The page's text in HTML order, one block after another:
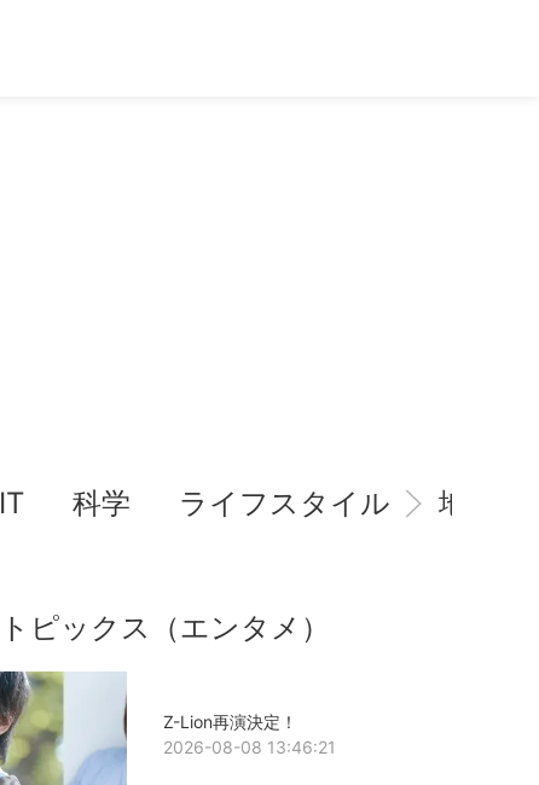
IT 科学 ライフスタイル 地域情
トピックス（エンタメ）
Z-Lion再演決定！
2026-08-08 13:46:21